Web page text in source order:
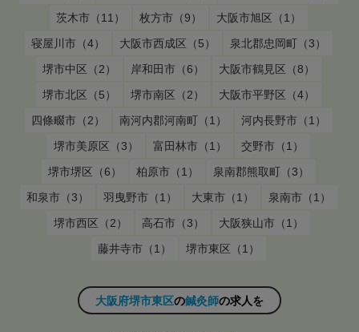
茨木市（11）
枚方市（9）
大阪市旭区（1）
寝屋川市（4）
大阪市西成区（5）
泉北郡忠岡町（3）
堺市中区（2）
岸和田市（6）
大阪市鶴見区（8）
堺市北区（5）
堺市南区（2）
大阪市平野区（4）
四條畷市（2）
南河内郡河南町（1）
河内長野市（1）
堺市美原区（3）
富田林市（1）
交野市（1）
堺市堺区（6）
柏原市（1）
泉南郡熊取町（3）
和泉市（3）
羽曳野市（1） 大東市（1）
泉南市（1）
堺市西区（2）
高石市（3）
大阪狭山市（1）
藤井寺市（1）
堺市東区（1）
大阪府堺市東区の鍼灸師の求人を